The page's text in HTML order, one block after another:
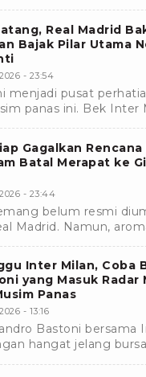
Real Madrid
Bajak Pilar Utama
- 23:54
menjadi pusat
panas ini. Bek Inter
Gagalkan
Batal Merapat ke
- 23:44
belum resmi
Madrid. Namun,
Inter Milan, Coba
yang Masuk Radar
Panas
- 13:16
Bastoni bersama
hangat jelang